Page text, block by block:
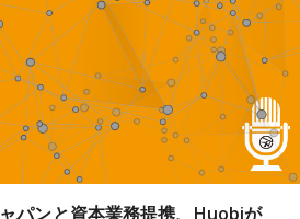
パンと資本業務提携、Huobiが